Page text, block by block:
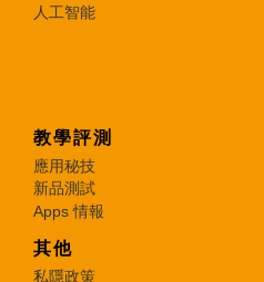
人工智能
教學評測
應用秘技
新品測試
Apps 情報
其他
私隱政策